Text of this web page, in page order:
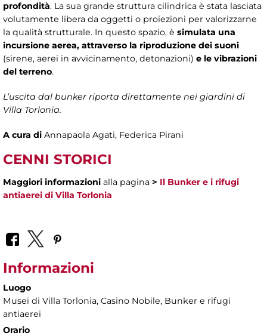
profondità. La sua grande struttura cilindrica è stata lasciata
volutamente libera da oggetti o proiezioni per valorizzarne
la qualità strutturale. In questo spazio, è simulata una
incursione aerea, attraverso la riproduzione dei suoni
(sirene, aerei in avvicinamento, detonazioni) e le vibrazioni
del terreno.
L’uscita dal bunker riporta direttamente nei giardini di
Villa Torlonia.
A cura di Annapaola Agati, Federica Pirani
CENNI STORICI
Maggiori informazioni alla pagina > Il Bunker e i rifugi
antiaerei di Villa Torlonia
Informazioni
Luogo
Musei di Villa Torlonia, Casino Nobile, Bunker e rifugi
antiaerei
Orario